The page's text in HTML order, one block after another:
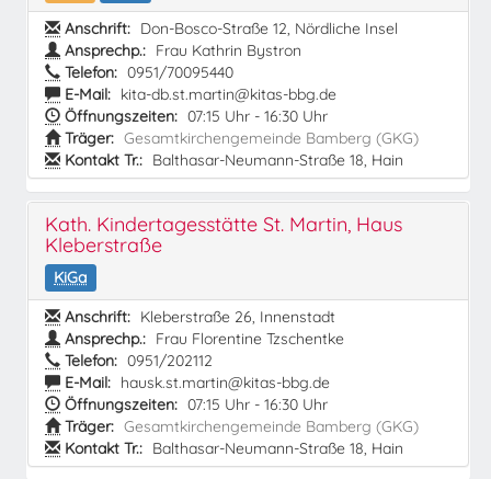
Anschrift: Don-Bosco-Straße 12, Nördliche Insel
Ansprechp.: Frau Kathrin Bystron
Telefon: 0951/70095440
E-Mail: kita-db.st.martin@kitas-bbg.de
Öffnungszeiten: 07:15 Uhr - 16:30 Uhr
Träger: Gesamtkirchengemeinde Bamberg (GKG)
Kontakt Tr.: Balthasar-Neumann-Straße 18, Hain
Kath. Kindertagesstätte St. Martin, Haus
Kleberstraße
KiGa
Anschrift: Kleberstraße 26, Innenstadt
Ansprechp.: Frau Florentine Tzschentke
Telefon: 0951/202112
E-Mail: hausk.st.martin@kitas-bbg.de
Öffnungszeiten: 07:15 Uhr - 16:30 Uhr
Träger: Gesamtkirchengemeinde Bamberg (GKG)
Kontakt Tr.: Balthasar-Neumann-Straße 18, Hain